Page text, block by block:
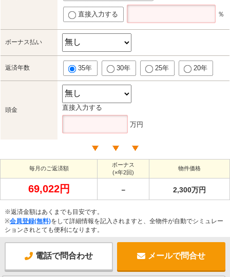
直接入力する ％
ボーナス払い
返済年数 35年 30年 25年 20年
頭金 直接入力する
万円
毎月のご返済額
ボーナス
(×年2回)
物件価格
69,022円 － 2,300万円
※返済金額はあくまでも目安です。
※会員登録(無料)をして詳細情報を記入されますと、全物件が自動でシミュレー
ションされとても便利になります。
電話で問合わせ メールで問合せ